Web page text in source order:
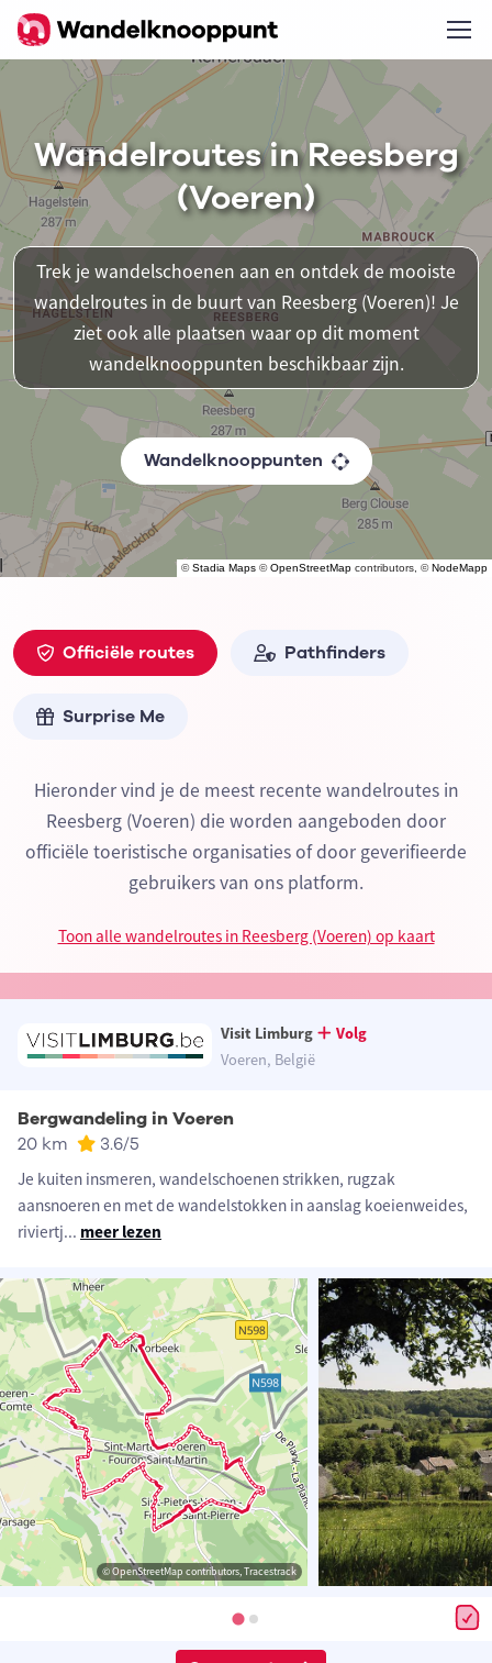
©Stadia Maps ©OpenStreetMap contributors, ©NodeMapp
Wandelroutes in Reesberg
(Voeren)
Trek je wandelschoenen aan en ontdek de mooiste
wandelroutes in de buurt van Reesberg (Voeren)! Je
ziet ook alle plaatsen waar op dit moment
wandelknooppunten beschikbaar zijn.
Wandelknooppunten
Officiële routes Pathfinders
Surprise Me
Hieronder vind je de meest recente wandelroutes in
Reesberg (Voeren) die worden aangeboden door
officiële toeristische organisaties of door geverifieerde
gebruikers van ons platform.
Toon alle wandelroutes in Reesberg (Voeren) op kaart
Visit Limburg
Volg
Voeren, België
Bergwandeling in Voeren
20 km 3.6/5
Je kuiten insmeren, wandelschoenen strikken, rugzak
aansnoeren en met de wandelstokken in aanslag koeienweides,
riviertj... meer lezen
© OpenStreetMap contributors, Tracestrack